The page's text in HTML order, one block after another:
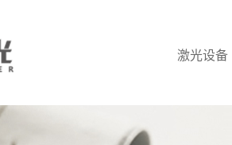
激光设备